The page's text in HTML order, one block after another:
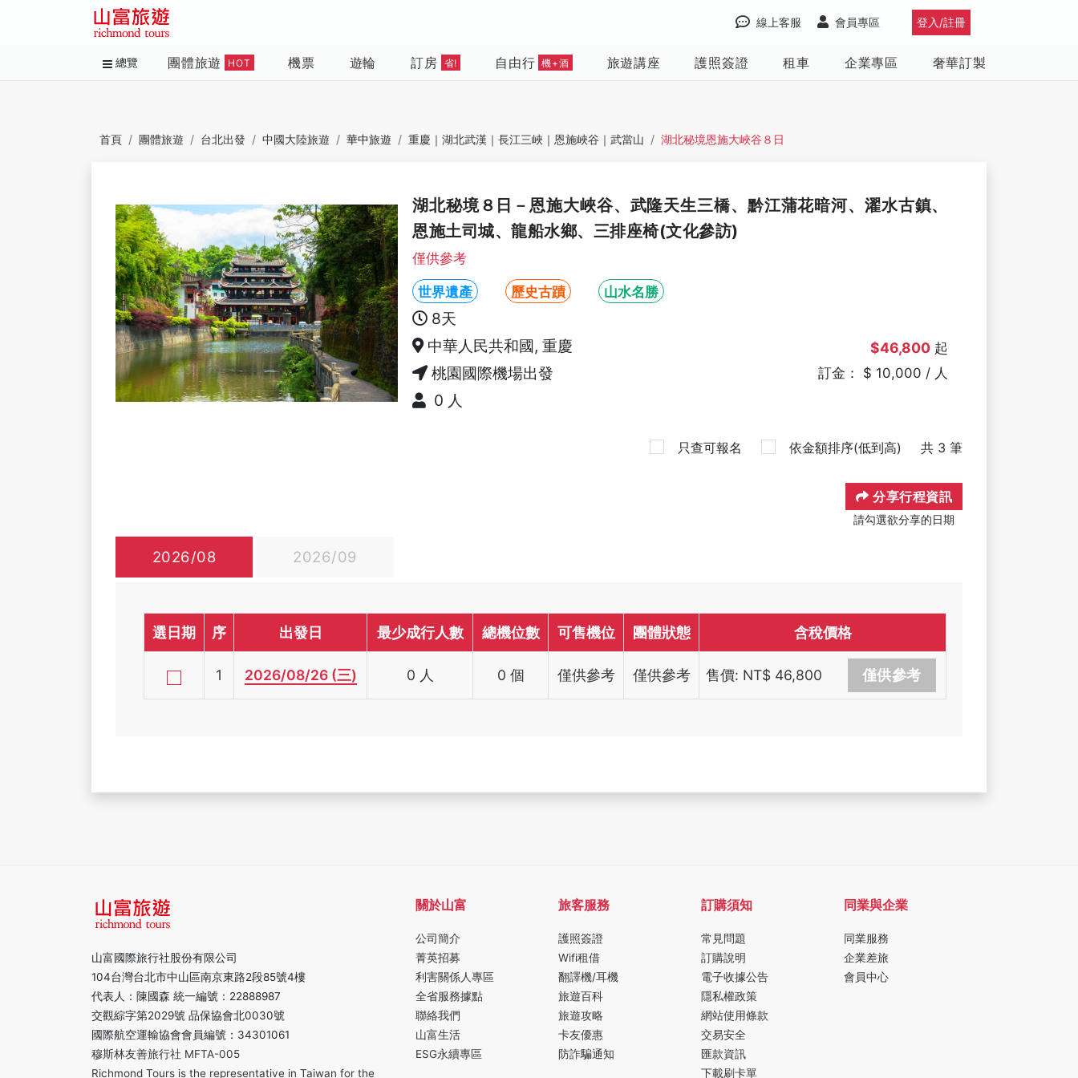
登入/註冊
會員專區
線上客服
總覽 團體旅遊 HOT 機票 遊輪 訂房 省! 自由行 機+酒 旅遊講座 護照簽證 租車 企業專區 奢華訂製
首頁 團體旅遊 台北出發 中國大陸旅遊 華中旅遊 重慶｜湖北武漢｜長江三峽｜恩施峽谷｜武當山 湖北秘境恩施大峽谷８日
湖北秘境８日－恩施大峽谷、武隆天生三橋、黔江蒲花暗河、濯水古鎮、
恩施土司城、龍船水鄉、三排座椅(文化參訪)
僅供參考
世界遺產 歷史古蹟 山水名勝
8天
中華人民共和國, 重慶
桃園國際機場出發
0 人
$46,800 起
訂金： $ 10,000 / 人
只查可報名 依金額排序(低到高) 共 3 筆
分享行程資訊
請勾選欲分享的日期
2026/08 2026/09
選日期 序 出發日 最少成行人數 總機位數 可售機位 團體狀態 含稅價格
1 2026/08/26 (三) 0 人 0 個 僅供參考 僅供參考 售價: NT$ 46,800 僅供參考
山富國際旅行社股份有限公司
104台灣台北市中山區南京東路2段85號4樓
代表人：陳國森 統一編號：22888987
交觀綜字第2029號 品保協會北0030號
國際航空運輸協會會員編號：34301061
穆斯林友善旅行社 MFTA-005
Richmond Tours is the representative in Taiwan for the
關於山富
公司簡介
菁英招募
利害關係人專區
全省服務據點
聯絡我們
山富生活
ESG永續專區
旅客服務
護照簽證
Wifi租借
翻譯機/耳機
旅遊百科
旅遊攻略
卡友優惠
防詐騙通知
訂購須知
常見問題
訂購說明
電子收據公告
隱私權政策
網站使用條款
交易安全
匯款資訊
下載刷卡單
同業與企業
同業服務
企業差旅
會員中心